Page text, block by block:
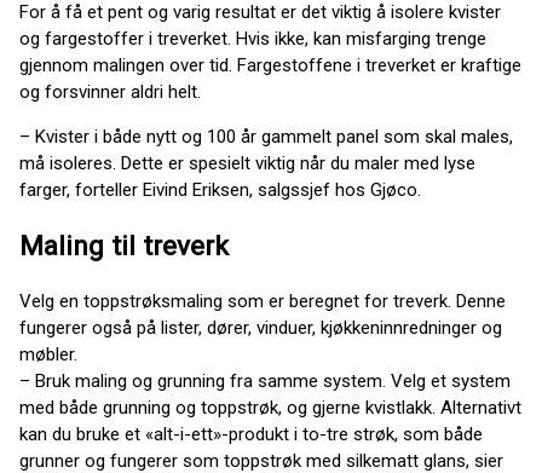
For å få et pent og varig resultat er det viktig å isolere kvister
og fargestoffer i treverket. Hvis ikke, kan misfarging trenge
gjennom malingen over tid. Fargestoffene i treverket er kraftige
og forsvinner aldri helt.
– Kvister i både nytt og 100 år gammelt panel som skal males,
må isoleres. Dette er spesielt viktig når du maler med lyse
farger, forteller Eivind Eriksen, salgssjef hos Gjøco.
Maling til treverk
Velg en toppstrøksmaling som er beregnet for treverk. Denne
fungerer også på lister, dører, vinduer, kjøkkeninnredninger og
møbler.
– Bruk maling og grunning fra samme system. Velg et system
med både grunning og toppstrøk, og gjerne kvistlakk. Alternativt
kan du bruke et «alt-i-ett»-produkt i to-tre strøk, som både
grunner og fungerer som toppstrøk med silkematt glans, sier